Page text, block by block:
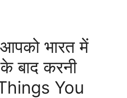
भारत में
बाद करनी
You